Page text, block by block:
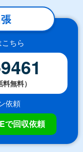
ちら
無料）
依頼
で回収依頼